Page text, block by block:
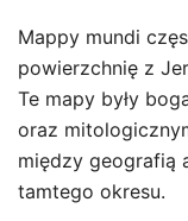
Mappy mundi
powierzchnię z
Te mapy były
oraz
między geografią
tamtego okresu.